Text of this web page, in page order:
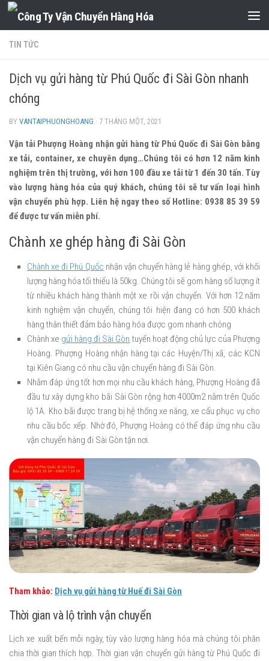
Skip to content
TIN TỨC
Dịch vụ gửi hàng từ Phú Quốc đi Sài Gòn nhanh
chóng
BY VANTAIPHUONGHOANG · 7 THÁNG MỘT, 2021
Vận tải Phượng Hoàng nhận gửi hàng từ Phú Quốc đi Sài Gòn bằng
xe tải, container, xe chuyên dụng…Chúng tôi có hơn 12 năm kinh
nghiệm trên thị trường, với hơn 100 đầu xe tải từ 1 đến 30 tấn. Tùy
vào lượng hàng hóa của quý khách, chúng tôi sẽ tư vấn loại hình
vận chuyển phù hợp. Liên hệ ngay theo số Hotline: 0938 85 39 59
để được tư vấn miễn phí.
Chành xe ghép hàng đi Sài Gòn
Chành xe đi Phú Quốc nhận vận chuyển hàng lẻ hàng ghép, với khối
lượng hàng hóa tối thiểu là 50kg. Chúng tôi sẽ gom hàng số lượng ít
từ nhiều khách hàng thành một xe rồi vận chuyển. Với hơn 12 năm
kinh nghiệm vận chuyển, chúng tôi hiện đang có hơn 500 khách
hàng thân thiết đảm bảo hàng hóa được gom nhanh chóng
Chành xe gửi hàng đi Sài Gòn tuyến hoạt động chủ lực của Phượng
Hoàng. Phượng Hoàng nhận hàng tại các Huyện/Thị xã, các KCN
tại Kiên Giang có nhu cầu vận chuyển hàng đi Sài Gòn.
Nhằm đáp ứng tốt hơn mọi nhu cầu khách hàng, Phượng Hoàng đã
đầu tư xây dựng kho bãi Sài Gòn rộng hơn 4000m2 nằm trên Quốc
lộ 1A. Kho bãi được trang bị hệ thống xe nâng, xe cẩu phục vụ cho
nhu cầu bốc xếp. Nhờ đó, Phượng Hoàng có thể đáp ứng nhu cầu
vận chuyển hàng đi Sài Gòn tận nơi.
Tham khảo: Dịch vụ gửi hàng từ Huế đi Sài Gòn
Thời gian và lộ trình vận chuyển
Lịch xe xuất bến mỗi ngày, tùy vào lượng hàng hóa mà chúng tôi phân
chia thời gian thích hợp. Thời gian vận chuyển gửi hàng từ Phú Quốc đi